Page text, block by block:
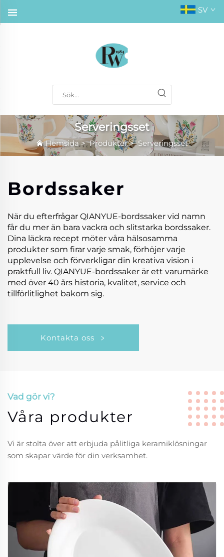
SV
Serveringsset
Hemsida>Produkter>Serveringsset
Bordssaker
När du efterfrågar QIANYUE-bordssaker vid namn
får du mer än bara vackra och slitstarka bordssaker.
Dina läckra recept möter våra hälsosamma
produkter som firar varje smak, förhöjer varje
upplevelse och förverkligar din kreativa vision i
praktfull liv. QIANYUE-bordssaker är ett varumärke
med över 40 års historia, kvalitet, service och
tillförlitlighet bakom sig.
Kontakta oss
Vad gör vi?
Våra produkter
Vi är stolta över att erbjuda pålitliga keramiklösningar
som skapar värde för din verksamhet.